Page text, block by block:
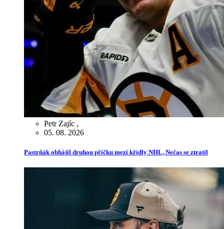
Petr Zajíc ,
05. 08. 2026
Pastrňák obhájil druhou příčku mezi křídly NHL, Nečas se ztratil